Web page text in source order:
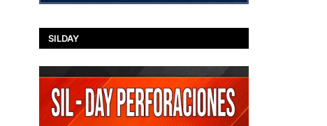
SILDAY